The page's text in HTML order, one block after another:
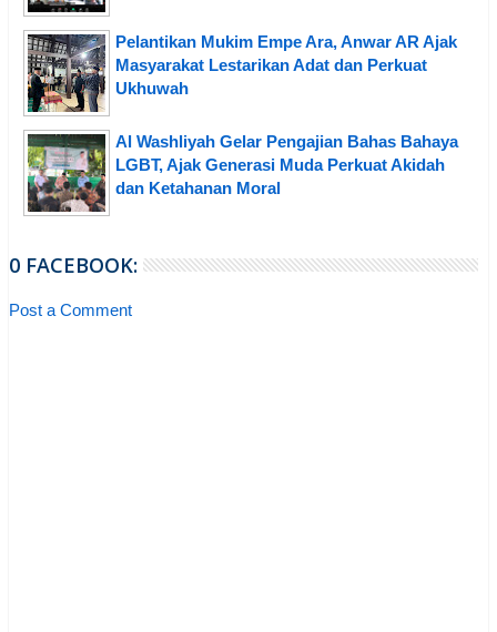
Pelantikan Mukim Empe Ara, Anwar AR Ajak
Masyarakat Lestarikan Adat dan Perkuat
Ukhuwah
Al Washliyah Gelar Pengajian Bahas Bahaya
LGBT, Ajak Generasi Muda Perkuat Akidah
dan Ketahanan Moral
0 FACEBOOK:
Post a Comment